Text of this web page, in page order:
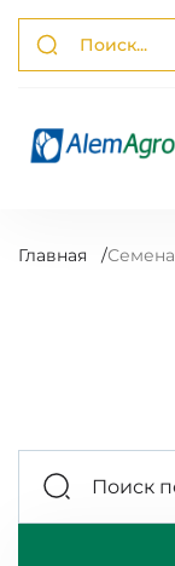
Главная /Семена